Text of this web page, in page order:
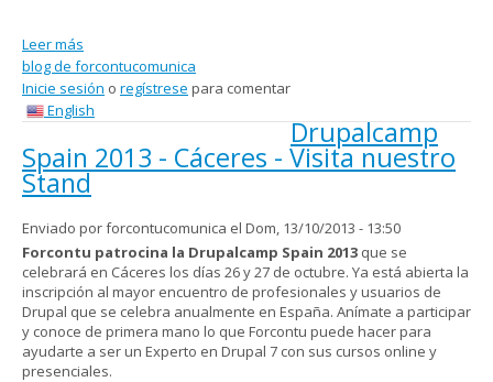
Leer más
Stand
blog de forcontucomunica
Inicie sesión o regístrese para comentar
English
Drupalcamp
Spain 2013 - Cáceres - Visita nuestro
Stand
Enviado porforcontucomunica el Dom, 13/10/2013 - 13:50
Forcontu patrocina la Drupalcamp Spain 2013 que se
celebrará en Cáceres los días 26 y 27 de octubre. Ya está abierta la
inscripción al mayor encuentro de profesionales y usuarios de
Drupal que se celebra anualmente en España. Anímate a participar
y conoce de primera mano lo que Forcontu puede hacer para
ayudarte a ser un Experto en Drupal 7 con sus cursos online y
presenciales.